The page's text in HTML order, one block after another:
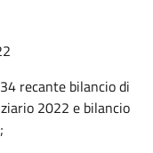
recante bilancio di
2022 e bilancio